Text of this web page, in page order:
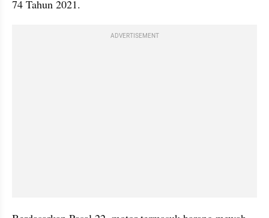
74 Tahun 2021.
ADVERTISEMENT